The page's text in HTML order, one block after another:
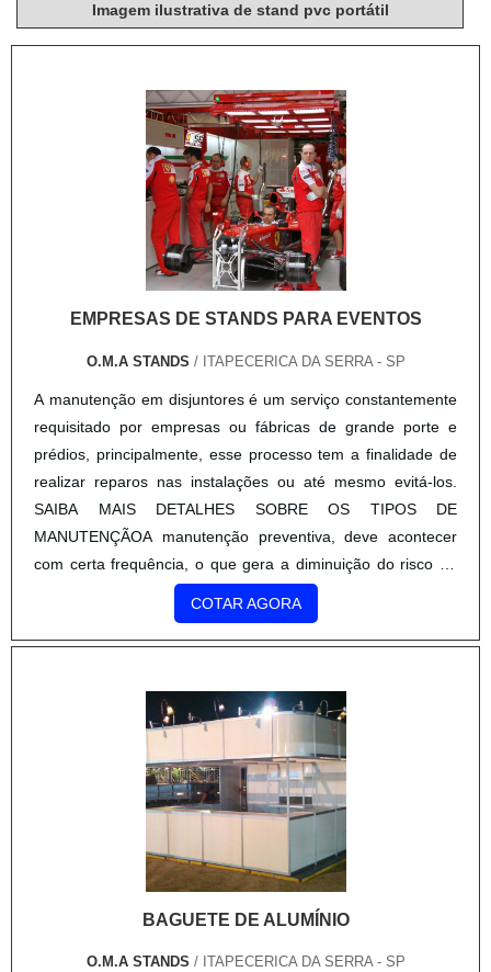
Imagem ilustrativa de stand pvc portátil
EMPRESAS DE STANDS PARA EVENTOS
O.M.A STANDS / ITAPECERICA DA SERRA - SP
A manutenção em disjuntores é um serviço constantemente
requisitado por empresas ou fábricas de grande porte e
prédios, principalmente, esse processo tem a finalidade de
realizar reparos nas instalações ou até mesmo evitá-los.
SAIBA MAIS DETALHES SOBRE OS TIPOS DE
MANUTENÇÃOA manutenção preventiva, deve acontecer
com certa frequência, o que gera a diminuição do risco de
problemas maiores além de ter um custo mais acessível
para os clientes. Já a manutenção corretiva, acontece
sempre que os disju.
COTAR AGORA
BAGUETE DE ALUMÍNIO
O.M.A STANDS / ITAPECERICA DA SERRA - SP